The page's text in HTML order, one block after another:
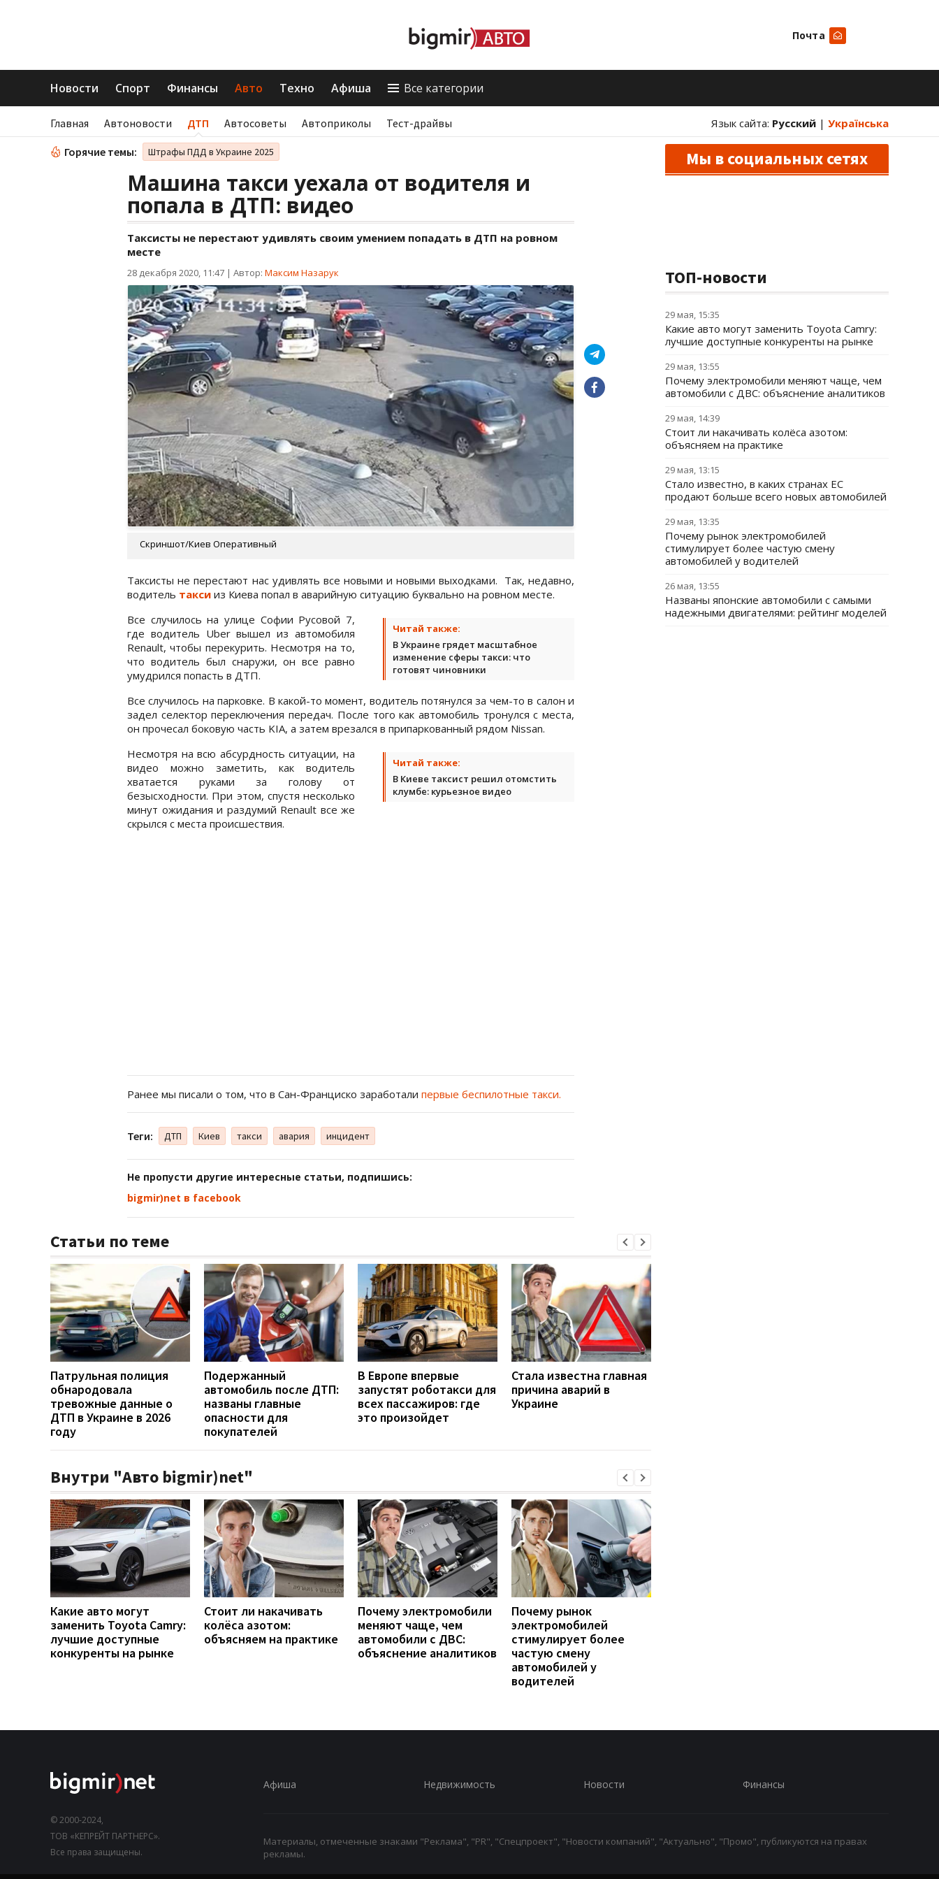
Почта
Новости Спорт Финансы Авто Техно Афиша Все категории
Главная Автоновости ДТП Автосоветы Автоприколы Тест-драйвы Язык сайта: Русский | Українська
Горячие темы: Штрафы ПДД в Украине 2025
Машина такси уехала от водителя и
попала в ДТП: видео
Таксисты не перестают удивлять своим умением попадать в ДТП на ровном
месте
28 декабря 2020, 11:47 | Автор: Максим Назарук
Скриншот/Киев Оперативный
Таксисты не перестают нас удивлять все новыми и новыми выходками. Так, недавно,
водитель такси из Киева попал в аварийную ситуацию буквально на ровном месте.
Читай также:
В Украине грядет масштабное
изменение сферы такси: что
готовят чиновники
Все случилось на улице Софии Русовой 7,
где водитель Uber вышел из автомобиля
Renault, чтобы перекурить. Несмотря на то,
что водитель был снаружи, он все равно
умудрился попасть в ДТП.
Все случилось на парковке. В какой-то момент, водитель потянулся за чем-то в салон и
задел селектор переключения передач. После того как автомобиль тронулся с места,
он прочесал боковую часть KIA, а затем врезался в припаркованный рядом Nissan.
Читай также:
В Киеве таксист решил отомстить
клумбе: курьезное видео
Несмотря на всю абсурдность ситуации, на
видео можно заметить, как водитель
хватается руками за голову от
безысходности. При этом, спустя несколько
минут ожидания и раздумий Renault все же
скрылся с места происшествия.
Ранее мы писали о том, что в Сан-Франциско заработали первые беспилотные такси.
Теги: ДТП Киев такси авария инцидент
Не пропусти другие интересные статьи, подпишись:
bigmir)net в facebook
Статьи по теме
Патрульная полиция
обнародовала
тревожные данные о
ДТП в Украине в 2026
году
Подержанный
автомобиль после ДТП:
названы главные
опасности для
покупателей
В Европе впервые
запустят роботакси для
всех пассажиров: где
это произойдет
Стала известна главная
причина аварий в
Украине
Внутри "Авто bigmir)net"
Какие авто могут
заменить Toyota Camry:
лучшие доступные
конкуренты на рынке
Стоит ли накачивать
колёса азотом:
объясняем на практике
Почему электромобили
меняют чаще, чем
автомобили с ДВС:
объяснение аналитиков
Почему рынок
электромобилей
стимулирует более
частую смену
автомобилей у
водителей
Мы в социальных сетях
ТОП-новости
29 мая, 15:35
Какие авто могут заменить Toyota Camry:
лучшие доступные конкуренты на рынке
29 мая, 13:55
Почему электромобили меняют чаще, чем
автомобили с ДВС: объяснение аналитиков
29 мая, 14:39
Стоит ли накачивать колёса азотом:
объясняем на практике
29 мая, 13:15
Стало известно, в каких странах ЕС
продают больше всего новых автомобилей
29 мая, 13:35
Почему рынок электромобилей
стимулирует более частую смену
автомобилей у водителей
26 мая, 13:55
Названы японские автомобили с самыми
надежными двигателями: рейтинг моделей
© 2000-2024,
ТОВ «КЕПРЕЙТ ПАРТНЕРС».
Все права защищены.
Афиша Недвижимость Новости Финансы
Материалы, отмеченные знаками "Реклама", "PR", "Спецпроект", "Новости компаний", "Актуально", "Промо", публикуются на правах
рекламы.